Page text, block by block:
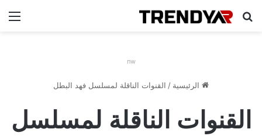
بحث عن
nw
الرئيسية / القنوات الناقلة لمسلسل فهد البطل
القنوات الناقلة لمسلسل